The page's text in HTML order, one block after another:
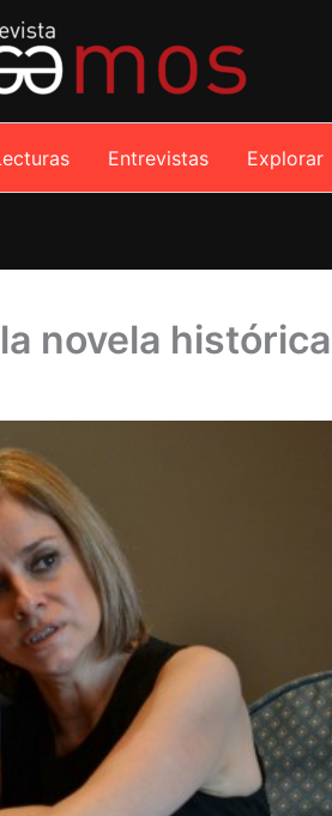
Entrevistas Explorar
novela histórica